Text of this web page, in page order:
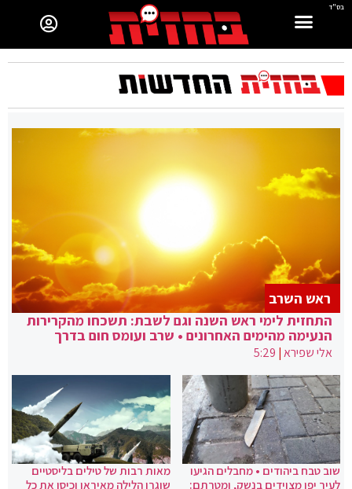
בס"ד
התחזית לימי ראש השנה וגם לשבת: תשכחו מהקרירות
הנעימה מהימים האחרונים • שרב ועומס חום בדרך
אלי שפירא|
5:29
ראש השרב
שוב טבח ביהודים • מחבלים הגיעו
לעיר יפו מצוידים בנשק, ומטרתם:
מאות רבות של טילים בליסטיים
שוגרו הלילה מאיראן וכיסו את כל